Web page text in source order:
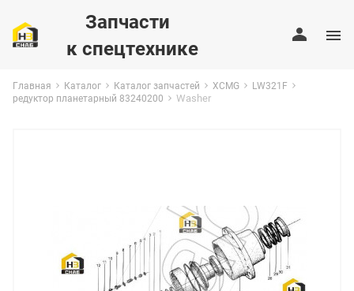
Запчасти
к спецтехнике
Главная Каталог Каталог запчастей XCMG
LW321F
редуктор планетарный 83240200
Washer